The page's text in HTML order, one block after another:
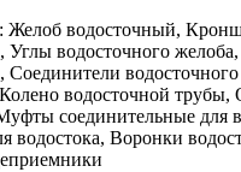
Желоб водосточный,
Углы водосточного
Соединители
водосточной трубы,
соединительные для
водостока, Воронки